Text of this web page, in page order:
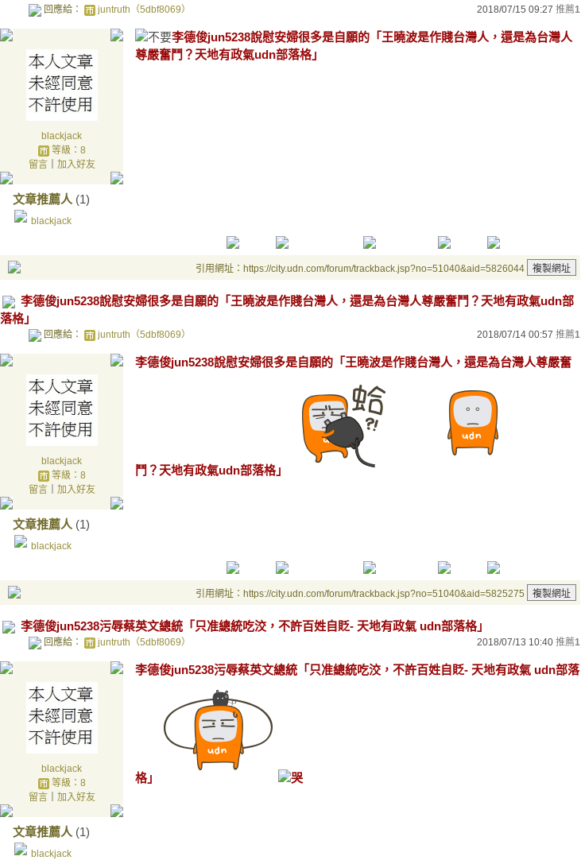
回應給： juntruth（5dbf8069） 2018/07/15 09:27 推薦1
blackjack
等級：8
留言｜ 加入好友
文章推薦人 (1)
blackjack
李德俊jun5238說慰安婦很多是自願的「王曉波是作賤台灣人，還是為台灣人
尊嚴奮鬥？天地有政氣udn部落格」
引用網址：https://city.udn.com/forum/trackback.jsp?no=51040&aid=5826044
李德俊jun5238說慰安婦很多是自願的「王曉波是作賤台灣人，還是為台灣人尊嚴奮鬥？天地有政氣udn部
落格」
回應給： juntruth（5dbf8069） 2018/07/14 00:57 推薦1
blackjack
等級：8
留言｜ 加入好友
文章推薦人 (1)
blackjack
李德俊jun5238說慰安婦很多是自願的「王曉波是作賤台灣人，還是為台灣人尊嚴奮
鬥？天地有政氣udn部落格」
引用網址：https://city.udn.com/forum/trackback.jsp?no=51040&aid=5825275
李德俊jun5238污辱蔡英文總統「只准總統吃洨，不許百姓自貶- 天地有政氣 udn部落格」
回應給： juntruth（5dbf8069） 2018/07/13 10:40 推薦1
blackjack
等級：8
留言｜ 加入好友
文章推薦人 (1)
blackjack
李德俊jun5238污辱蔡英文總統「只准總統吃洨，不許百姓自貶- 天地有政氣 udn部落
格」